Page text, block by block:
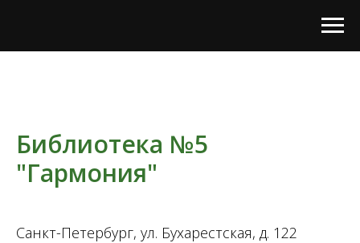
Библиотека №5
"Гармония"
Санкт-Петербург, ул. Бухарестская, д. 122